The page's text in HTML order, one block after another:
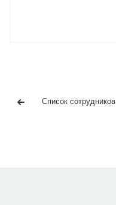
Список сотрудников